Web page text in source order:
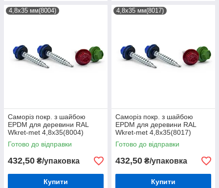
4,8х35 мм(8004)
Саморіз покр. з шайбою
EPDM для деревини RAL
Wkret-met 4,8х35(8004)
(250шт)
Готово до відправки
432,50 ₴/упаковка
Купити
4,8х35 мм(8017)
Саморіз покр. з шайбою
EPDM для деревини RAL
Wkret-met 4,8х35(8017)
(250шт)
Готово до відправки
432,50 ₴/упаковка
Купити